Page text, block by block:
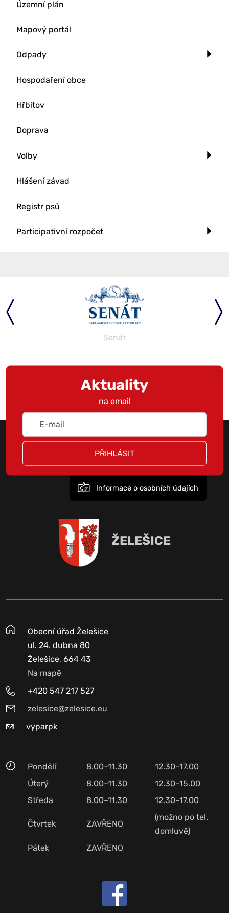
Územní plán
Mapový portál
Odpady
Hospodaření obce
Hřbitov
Doprava
Volby
Hlášení závad
Registr psů
Participativní rozpočet
Senát
Aktuality
na email
PŘIHLÁSIT
Informace o osobních údajích
ŽELEŠICE
Obecní úřad Želešice
ul. 24. dubna 80
Želešice, 664 43
Na mapě
+420 547 217 527
zelesice@zelesice.eu
vyparpk
Pondělí 8.00–11.30
12.30–17.00
Úterý
8.00–11.30
12.30–15.00
Středa
8.00–11.30 12.30–17.00
Čtvrtek ZAVŘENO
(možno po tel.
domluvě)
Pátek
ZAVŘENO